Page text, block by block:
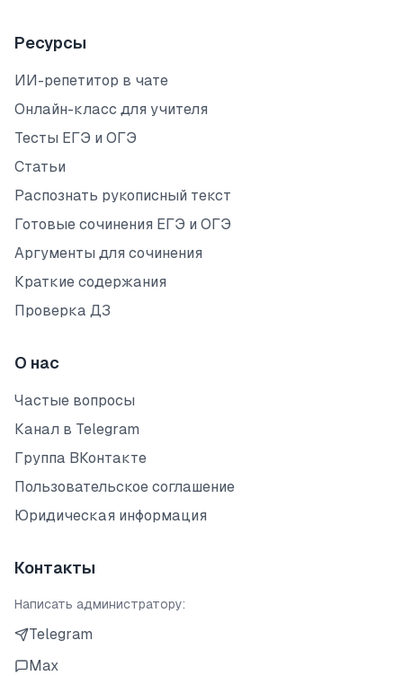
Ресурсы
ИИ-репетитор в чате
Онлайн-класс для учителя
Тесты ЕГЭ и ОГЭ
Статьи
Распознать рукописный текст
Готовые сочинения ЕГЭ и ОГЭ
Аргументы для сочинения
Краткие содержания
Проверка ДЗ
О нас
Частые вопросы
Канал в Telegram
Группа ВКонтакте
Пользовательское соглашение
Юридическая информация
Контакты
Написать администратору:
Telegram
Max